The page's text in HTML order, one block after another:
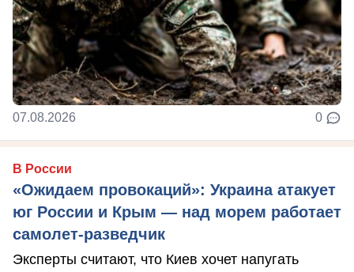
07.08.2026 0
В России
«Ожидаем провокаций»: Украина атакует
юг России и Крым — над морем работает
самолет-разведчик
Эксперты считают, что Киев хочет напугать